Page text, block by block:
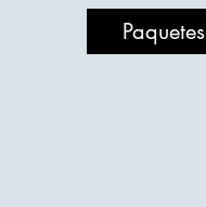
Paquetes